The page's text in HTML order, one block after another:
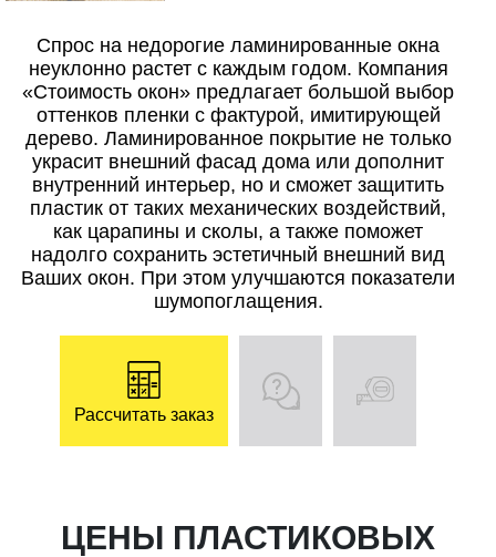
Спрос на недорогие ламинированные окна
неуклонно растет с каждым годом. Компания
«Стоимость окон» предлагает большой выбор
оттенков пленки с фактурой, имитирующей
дерево. Ламинированное покрытие не только
украсит внешний фасад дома или дополнит
внутренний интерьер, но и сможет защитить
пластик от таких механических воздействий,
как царапины и сколы, а также поможет
надолго сохранить эстетичный внешний вид
Ваших окон. При этом улучшаются показатели
шумопоглащения.
Рассчитать заказ
ЦЕНЫ ПЛАСТИКОВЫХ